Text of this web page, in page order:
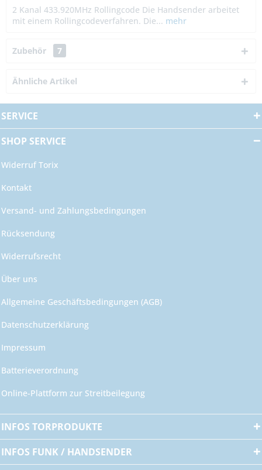
2 Kanal 433.920MHz Rollingcode Die Handsender arbeitet
mit einem Rollingcodeverfahren. Die... mehr
Zubehör 7
Ähnliche Artikel
SERVICE
SHOP SERVICE
Widerruf Torix
Kontakt
Versand- und Zahlungsbedingungen
Rücksendung
Widerrufsrecht
Über uns
Allgemeine Geschäftsbedingungen (AGB)
Datenschutzerklärung
Impressum
Batterieverordnung
Online-Plattform zur Streitbeilegung
INFOS TORPRODUKTE
INFOS FUNK / HANDSENDER